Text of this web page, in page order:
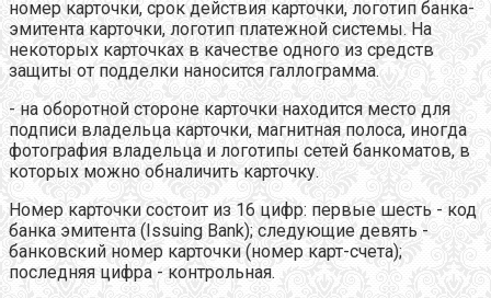
номер карточки, срок действия карточки, логотип банка-
эмитента карточки, логотип платежной системы. На
некоторых карточках в качестве одного из средств
защиты от подделки наносится галлограмма.
- на оборотной стороне карточки находится место для
подписи владельца карточки, магнитная полоса, иногда
фотография владельца и логотипы сетей банкоматов, в
которых можно обналичить карточку.
Номер карточки состоит из 16 цифр: первые шесть - код
банка эмитента (Issuing Bank); следующие девять -
банковский номер карточки (номер карт-счета);
последняя цифра - контрольная.